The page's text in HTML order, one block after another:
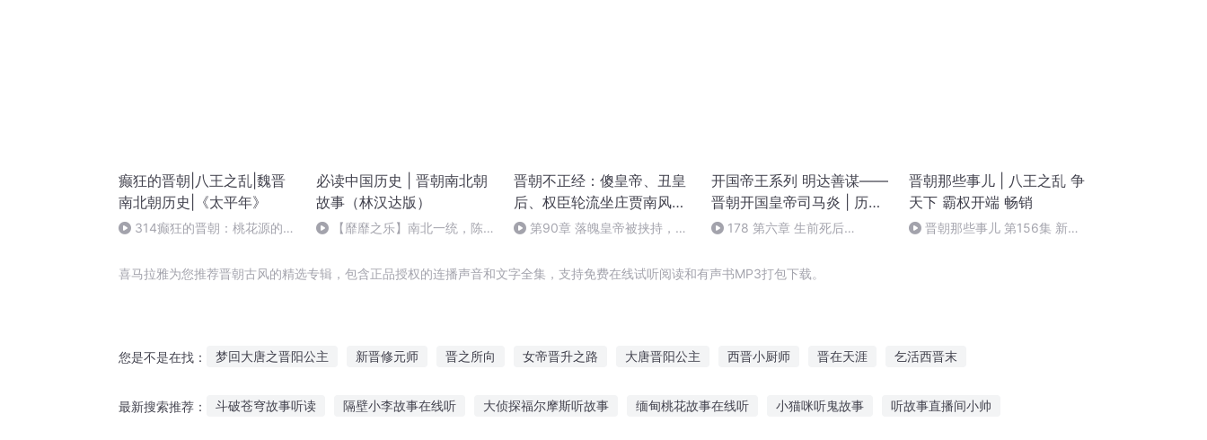
癫狂的晋朝|八王之乱|魏晋
南北朝历史|《太平年》
314癫狂的晋朝：桃花源的故
必读中国历史 | 晋朝南北朝
故事（林汉达版）
【靡靡之乐】南北一统，陈后
晋朝不正经：傻皇帝、丑皇
后、权臣轮流坐庄贾南风刘
裕 第90章 落魄皇帝被挟持，张
开国帝王系列 明达善谋——
晋朝开国皇帝司马炎 | 历史
人物178 第六章 生前死后
晋朝那些事儿 | 八王之乱 争
天下 霸权开端 畅销
晋朝那些事儿 第156集 新的
喜马拉雅为您推荐晋朝古风的精选专辑，包含正品授权的连播声音和文字全集，支持免费在线试听阅读和有声书MP3打包下载。
您是不是在找： 梦回大唐之晋阳公主 新晋修元师 晋之所向 女帝晋升之路 大唐晋阳公主 西晋小厨师 晋在天涯 乞活西晋末
最新搜索推荐： 斗破苍穹故事听读 隔壁小李故事在线听 大侦探福尔摩斯听故事 缅甸桃花故事在线听 小猫咪听鬼故事 听故事直播间小帅